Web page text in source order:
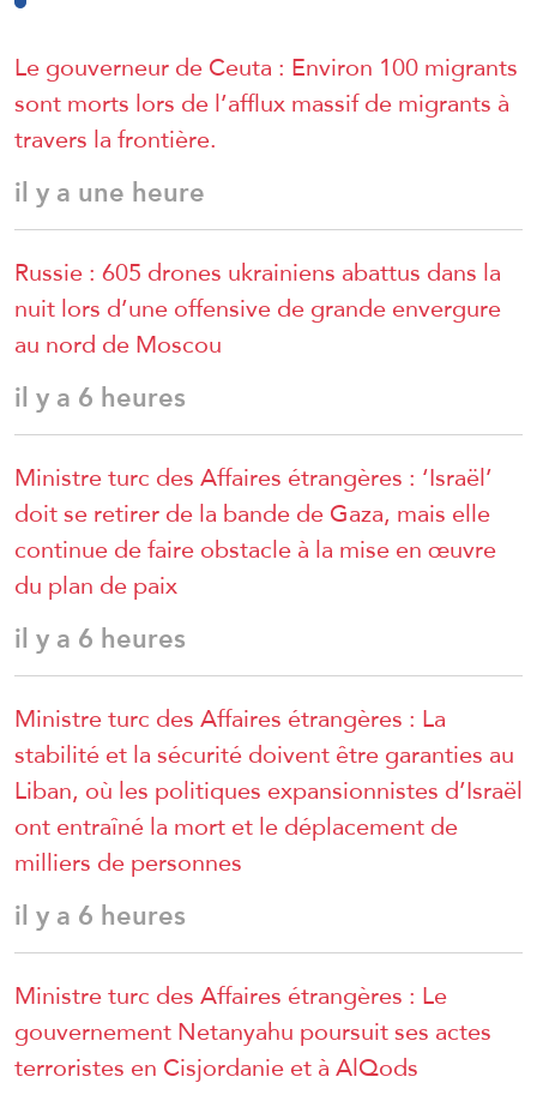
Le gouverneur de Ceuta : Environ 100 migrants
sont morts lors de l’afflux massif de migrants à
travers la frontière.
il y a une heure
Russie : 605 drones ukrainiens abattus dans la
nuit lors d’une offensive de grande envergure
au nord de Moscou
il y a 6 heures
Ministre turc des Affaires étrangères : ‘Israël’
doit se retirer de la bande de Gaza, mais elle
continue de faire obstacle à la mise en œuvre
du plan de paix
il y a 6 heures
Ministre turc des Affaires étrangères : La
stabilité et la sécurité doivent être garanties au
Liban, où les politiques expansionnistes d’Israël
ont entraîné la mort et le déplacement de
milliers de personnes
il y a 6 heures
Ministre turc des Affaires étrangères : Le
gouvernement Netanyahu poursuit ses actes
terroristes en Cisjordanie et à AlQods